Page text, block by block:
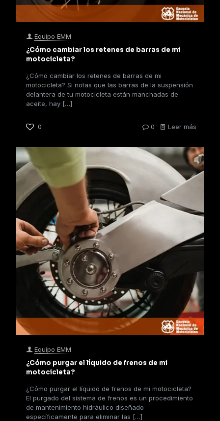
Equipo EMM
¿Cómo cambiar los retenes de barras de mi
motocicleta?
¿Cómo cambiar los retenes de barras de mi
motocicleta? Si notas que las barras de la suspensión
delantera de tu motocicleta están manchadas de
aceite, hay […]
0 0 Leer más
Equipo EMM
¿Cómo purgar el líquido de frenos de mi
motocicleta?
¿Cómo purgar el líquido de frenos de mi motocicleta?
El purgado del sistema de frenos es un procedimiento
de mantenimiento hidráulico diseñado
específicamente para eliminar las […]